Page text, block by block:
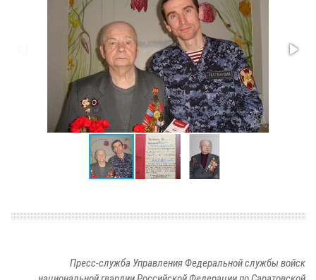
Пресс-служба Управления Федеральной службы войск